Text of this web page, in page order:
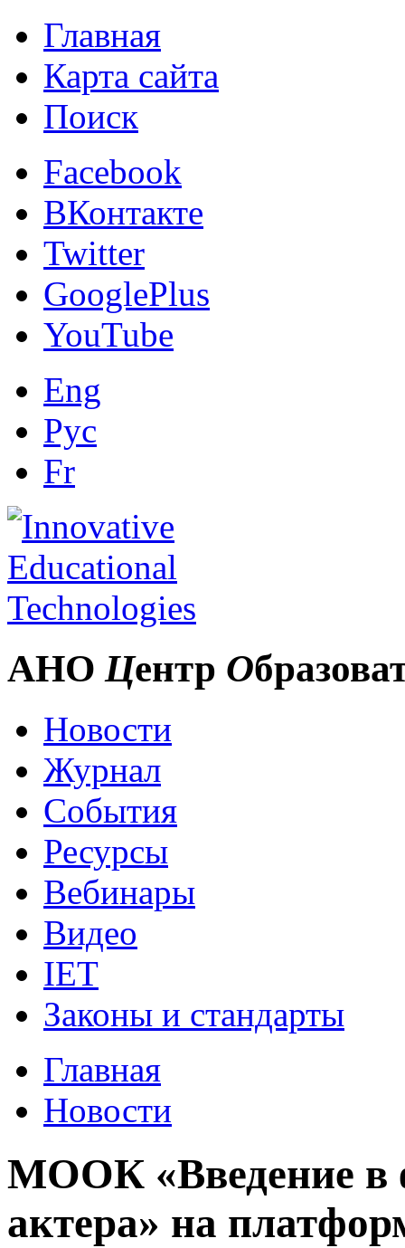
Главная
Карта сайта
Поиск
Facebook
ВКонтакте
Twitter
GooglePlus
YouTube
Eng
Рус
Fr
АНО Центр О
Новости
Журнал
События
Ресурсы
Вебинары
Видео
IET
Законы и стандарты
Главная
Новости
МООК «Введение в
актера» на